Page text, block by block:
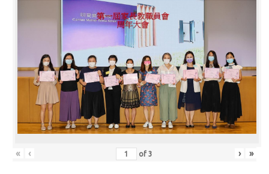
« ‹ of3 › »